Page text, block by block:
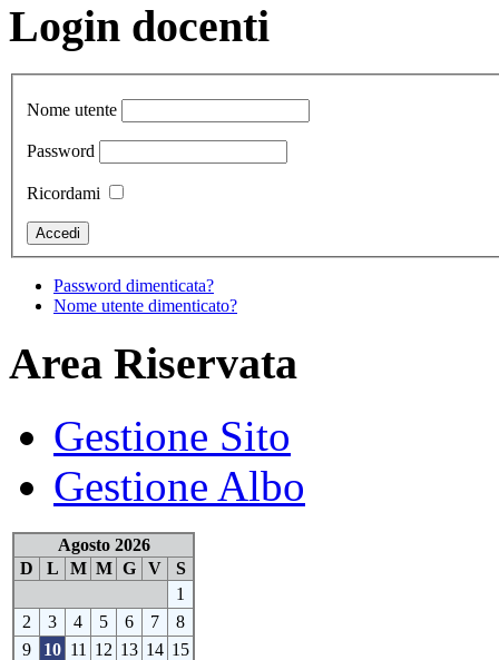
Login docenti
Nome utente
Password
Ricordami
Password dimenticata?
Nome utente dimenticato?
Area Riservata
Gestione Sito
Gestione Albo
Agosto 2026
D
L M M G V
S
1
2
3 4 5 6 7
8
9
10 11 12 13 14 15